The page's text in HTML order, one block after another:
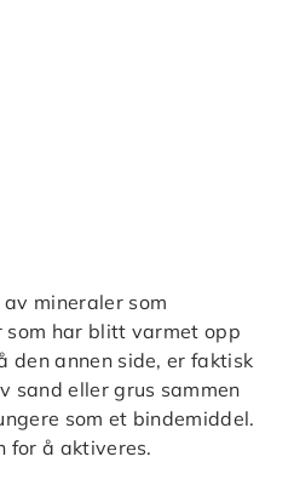
mineraler som
som har blitt varmet opp
den annen side, er faktisk
sand eller grus sammen
som et bindemiddel.
for å aktiveres.